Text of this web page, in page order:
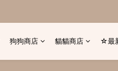
狗狗商店 貓貓商店 ☆最